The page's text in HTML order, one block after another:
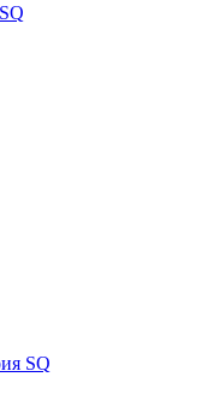
SQ